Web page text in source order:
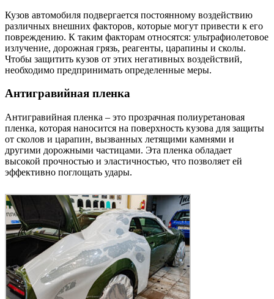
Кузов автомобиля подвергается постоянному воздействию
различных внешних факторов, которые могут привести к его
повреждению. К таким факторам относятся: ультрафиолетовое
излучение, дорожная грязь, реагенты, царапины и сколы.
Чтобы защитить кузов от этих негативных воздействий,
необходимо предпринимать определенные меры.
Антигравийная пленка
Антигравийная пленка – это прозрачная полиуретановая
пленка, которая наносится на поверхность кузова для защиты
от сколов и царапин, вызванных летящими камнями и
другими дорожными частицами. Эта пленка обладает
высокой прочностью и эластичностью, что позволяет ей
эффективно поглощать удары.